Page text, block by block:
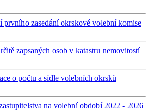
zasedání okrskové volební komise
zapsaných osob v katastru nemovitostí
o počtu a sídle volebních okrsků
na volební období 2022 - 2026